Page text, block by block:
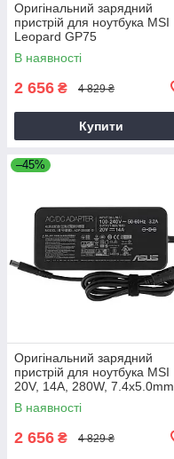
Оригінальний зарядний
пристрій для ноутбука MSI
Leopard GP75
В наявності
2 656 ₴ 4 829 ₴
Купити
–45%
Оригінальний зарядний
пристрій для ноутбука MSI
20V, 14A, 280W, 7.4x5.0mm
В наявності
2 656 ₴ 4 829 ₴